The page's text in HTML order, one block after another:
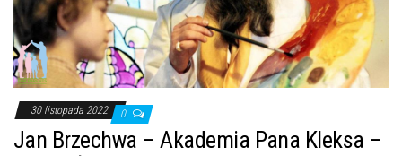
30 listopada 2022 0
Jan Brzechwa – Akademia Pana Kleksa –